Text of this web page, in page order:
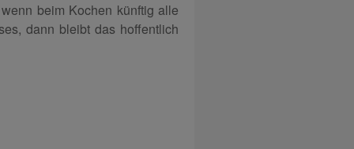
beim Kochen künftig alle
dann bleibt das hoffentlich